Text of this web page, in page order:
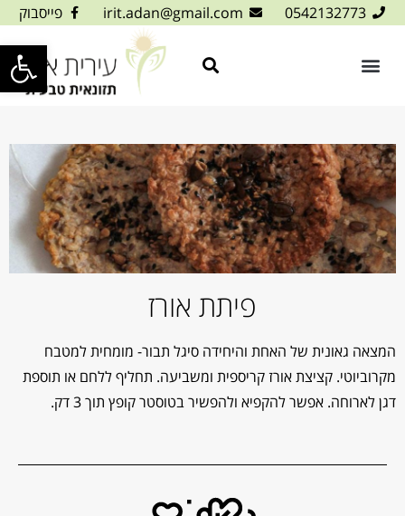
פתח
0542132773
irit.adan@gmail.com פייסבוק
פיתת אורז
המצאה גאונית של האחת והיחידה סיגל תבור- מומחית למטבח
מקרוביוטי. קציצת אורז קריספית ומשביעה. תחליף ללחם או תוספת
דגן לארוחה. אפשר להקפיא ולהפשיר בטוסטר קופץ תוך 3 דק.